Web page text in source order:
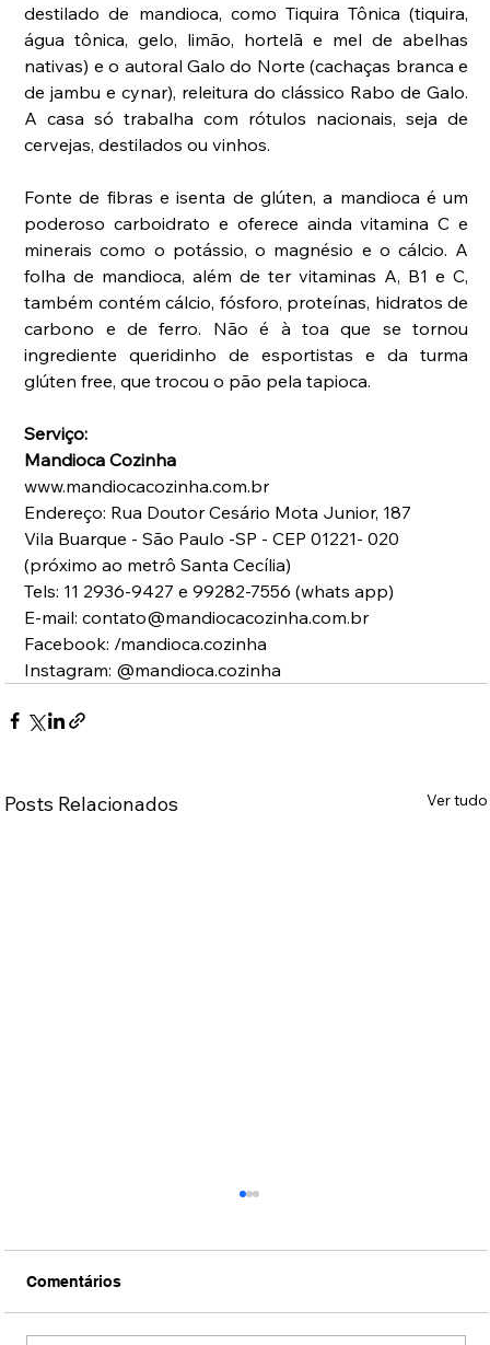
destilado de mandioca, como Tiquira Tônica (tiquira,
água tônica, gelo, limão, hortelã e mel de abelhas
nativas) e o autoral Galo do Norte (cachaças branca e
de jambu e cynar), releitura do clássico Rabo de Galo.
A casa só trabalha com rótulos nacionais, seja de
cervejas, destilados ou vinhos.
Fonte de fibras e isenta de glúten, a mandioca é um
poderoso carboidrato e oferece ainda vitamina C e
minerais como o potássio, o magnésio e o cálcio. A
folha de mandioca, além de ter vitaminas A, B1 e C,
também contém cálcio, fósforo, proteínas, hidratos de
carbono e de ferro. Não é à toa que se tornou
ingrediente queridinho de esportistas e da turma
glúten free, que trocou o pão pela tapioca.
Serviço:
Mandioca Cozinha
www.mandiocacozinha.com.br
Endereço: Rua Doutor Cesário Mota Junior, 187
Vila Buarque - São Paulo -SP - CEP 01221- 020
(próximo ao metrô Santa Cecília)
Tels: 11 2936-9427 e 99282-7556 (whats app)
E-mail: contato@mandiocacozinha.com.br
Facebook: /mandioca.cozinha
Instagram: @mandioca.cozinha
Posts Relacionados Ver tudo
Comentários